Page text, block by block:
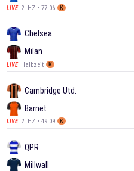
LIVE 2. HZ • 77:06 K
Chelsea
Milan
LIVE Halbzeit K
Cambridge Utd.
Barnet
LIVE 2. HZ • 49:09 K
QPR
Millwall